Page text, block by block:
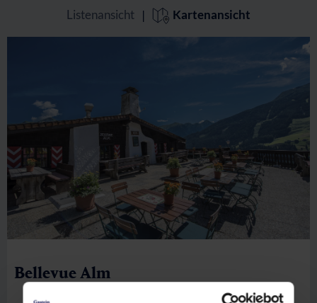
Listenansicht | Kartenansicht
Bellevue Alm